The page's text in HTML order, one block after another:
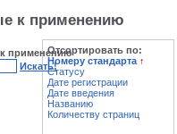
к применению
к применению
Искать!
Отсортировать по:
Номеру стандарта ↑
Статусу
Дате регистрации
Дате введения
Названию
Количеству страниц